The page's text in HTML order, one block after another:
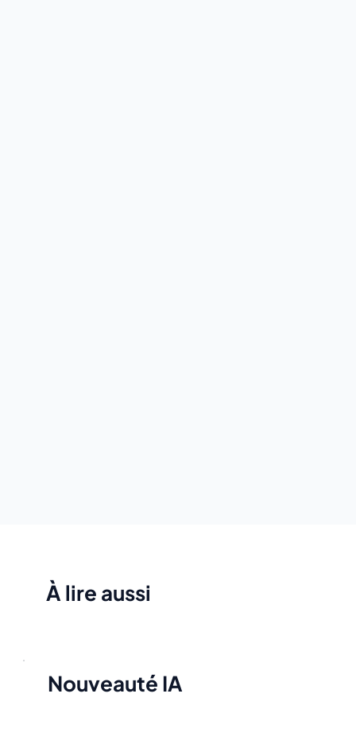
À lire aussi
Nouveauté IA